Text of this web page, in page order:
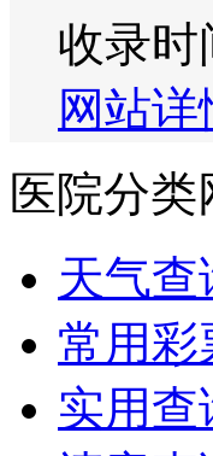
收录时
网站详
医院分
天气查
常用彩
实用查